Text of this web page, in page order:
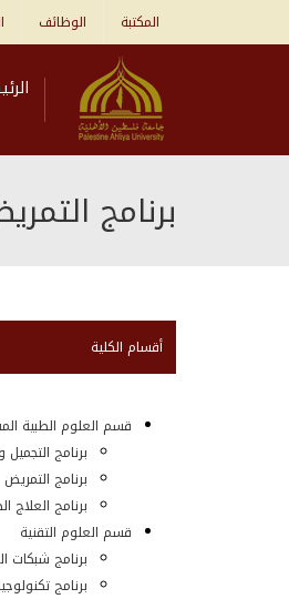
المكتبة الوظائف
برنامج
أقسام الكلية
قسم العلوم الطبية
برنامج التجميل
برنامج التمريض
برنامج العلاج
قسم العلوم التقنية
برنامج شبكات
برنامج